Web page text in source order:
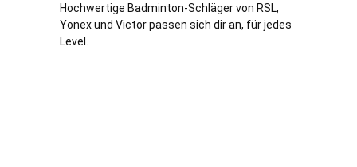
Hochwertige Badminton-Schläger von RSL,
Yonex und Victor passen sich dir an, für jedes
Level.